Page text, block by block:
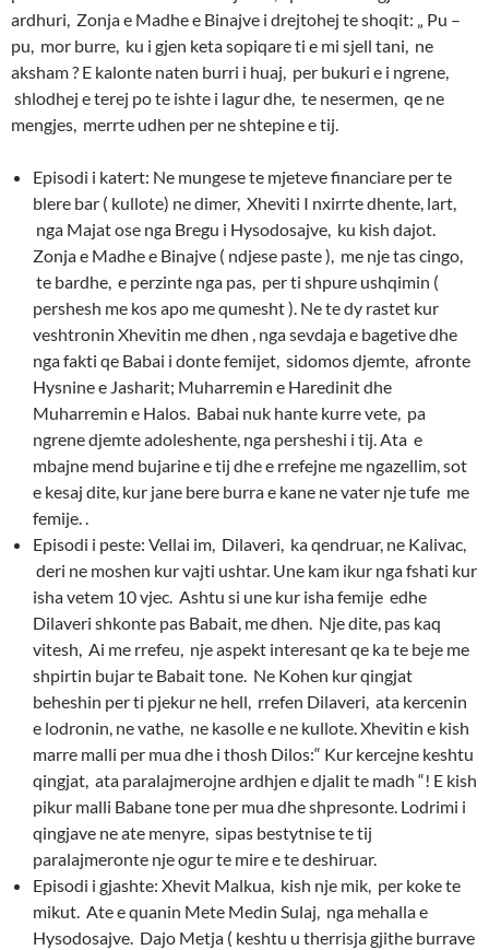
ardhuri, Zonja e Madhe e Binajve i drejtohej te shoqit: „ Pu –
pu, mor burre, ku i gjen keta sopiqare ti e mi sjell tani, ne
aksham ? E kalonte naten burri i huaj, per bukuri e i ngrene,
shlodhej e terej po te ishte i lagur dhe, te nesermen, qe ne
mengjes, merrte udhen per ne shtepine e tij.
Episodi i katert: Ne mungese te mjeteve financiare per te
blere bar ( kullote) ne dimer, Xheviti I nxirrte dhente, lart,
nga Majat ose nga Bregu i Hysodosajve, ku kish dajot.
Zonja e Madhe e Binajve ( ndjese paste ), me nje tas cingo,
te bardhe, e perzinte nga pas, per ti shpure ushqimin (
pershesh me kos apo me qumesht ). Ne te dy rastet kur
veshtronin Xhevitin me dhen , nga sevdaja e bagetive dhe
nga fakti qe Babai i donte femijet, sidomos djemte, afronte
Hysnine e Jasharit; Muharremin e Haredinit dhe
Muharremin e Halos. Babai nuk hante kurre vete, pa
ngrene djemte adoleshente, nga persheshi i tij. Ata e
mbajne mend bujarine e tij dhe e rrefejne me ngazellim, sot
e kesaj dite, kur jane bere burra e kane ne vater nje tufe me
femije. .
Episodi i peste: Vellai im, Dilaveri, ka qendruar, ne Kalivac,
deri ne moshen kur vajti ushtar. Une kam ikur nga fshati kur
isha vetem 10 vjec. Ashtu si une kur isha femije edhe
Dilaveri shkonte pas Babait, me dhen. Nje dite, pas kaq
vitesh, Ai me rrefeu, nje aspekt interesant qe ka te beje me
shpirtin bujar te Babait tone. Ne Kohen kur qingjat
beheshin per ti pjekur ne hell, rrefen Dilaveri, ata kercenin
e lodronin, ne vathe, ne kasolle e ne kullote. Xhevitin e kish
marre malli per mua dhe i thosh Dilos:“ Kur kercejne keshtu
qingjat, ata paralajmerojne ardhjen e djalit te madh “! E kish
pikur malli Babane tone per mua dhe shpresonte. Lodrimi i
qingjave ne ate menyre, sipas bestytnise te tij
paralajmeronte nje ogur te mire e te deshiruar.
Episodi i gjashte: Xhevit Malkua, kish nje mik, per koke te
mikut. Ate e quanin Mete Medin Sulaj, nga mehalla e
Hysodosajve. Dajo Metja ( keshtu u therrisja gjithe burrave